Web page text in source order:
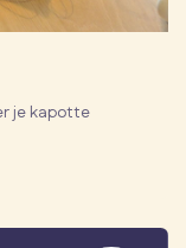
je kapotte